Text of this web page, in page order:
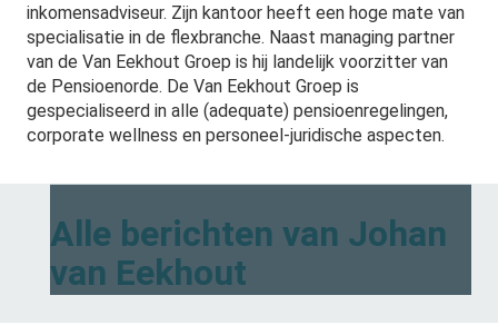
inkomensadviseur. Zijn kantoor heeft een hoge mate van
specialisatie in de flexbranche. Naast managing partner
van de Van Eekhout Groep is hij landelijk voorzitter van
de Pensioenorde. De Van Eekhout Groep is
gespecialiseerd in alle (adequate) pensioenregelingen,
corporate wellness en personeel-juridische aspecten.
Alle berichten van Johan
van Eekhout